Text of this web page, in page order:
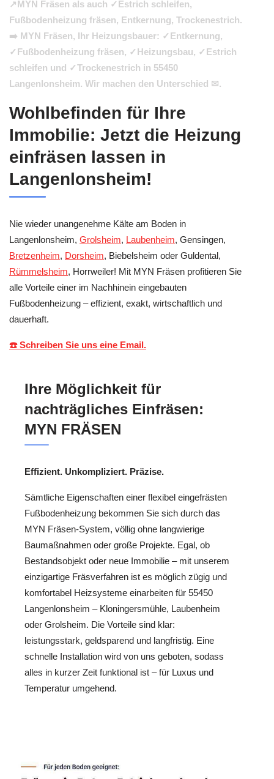
↗️MYN Fräsen als auch ✓Estrich schleifen,
Fußbodenheizung fräsen, Entkernung, Trockenestrich.
➡️ MYN Fräsen, Ihr Heizungsbauer: ✓Entkernung,
✓Fußbodenheizung fräsen, ✓Heizungsbau, ✓Estrich
schleifen und ✓Trockenestrich in 55450
Langenlonsheim. Wir machen den Unterschied ✉.
Wohlbefinden für Ihre
Immobilie: Jetzt die Heizung
einfräsen lassen in
Langenlonsheim!
Nie wieder unangenehme Kälte am Boden in
Langenlonsheim, Grolsheim, Laubenheim, Gensingen,
Bretzenheim, Dorsheim, Biebelsheim oder Guldental,
Rümmelsheim, Horrweiler! Mit MYN Fräsen profitieren Sie
alle Vorteile einer im Nachhinein eingebauten
Fußbodenheizung – effizient, exakt, wirtschaftlich und
dauerhaft.
☎️ Schreiben Sie uns eine Email.
Ihre Möglichkeit für
nachträgliches Einfräsen:
MYN FRÄSEN
Effizient. Unkompliziert. Präzise.
Sämtliche Eigenschaften einer flexibel eingefrästen
Fußbodenheizung bekommen Sie sich durch das
MYN Fräsen-System, völlig ohne langwierige
Baumaßnahmen oder große Projekte. Egal, ob
Bestandsobjekt oder neue Immobilie – mit unserem
einzigartige Fräsverfahren ist es möglich zügig und
komfortabel Heizsysteme einarbeiten für 55450
Langenlonsheim – Kloningersmühle, Laubenheim
oder Grolsheim. Die Vorteile sind klar:
leistungsstark, geldsparend und langfristig. Eine
schnelle Installation wird von uns geboten, sodass
alles in kurzer Zeit funktional ist – für Luxus und
Temperatur umgehend.